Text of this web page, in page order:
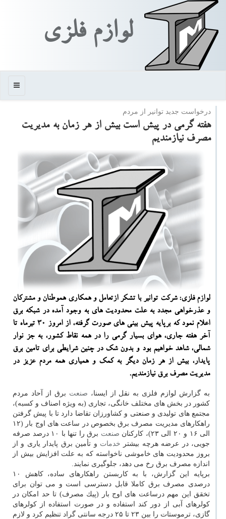
لوازم فلزی
منو
درخواست جدید توانیر از مردم
هفته گرمی در پیش است بیش از هر زمان به مدیریت
مصرف نیازمندیم
لوازم فلزی: شركت توانیر با تشكر ازتعامل و همكاری هموطنان و مشتركان
و عذرخواهی مجدد به علت محدودیت های به وجود آمده در شبكه برق
اعلام نمود كه برپایه پیش بینی های صورت گرفته، از امروز ۳۰ تیرماه تا
آخر هفته جاری، هوای بسیار گرمی را در همه نقاط كشور، به جز نوار
شمالی، شاهد خواهیم بود و بدون شك در چنین شرایطی برای تامین برق
پایدار، بیش از هر زمان دیگر به كمك و همیاری همه مردم عزیز در
مدیریت مصرف برق نیازمندیم.
به گزارش لوازم فلزی به نقل از ایسنا، صنعت برق از آحاد مردم
كشور در بخش های مختلف خانگی، تجاری (به ویژه اصناف و كسبه)،
مجتمع های تولیدی و صنعتی و كشاورزان تقاضا دارد تا با پیش گرفتن
راهكارهای مدیریت مصرف برق بخصوص در ساعت های اوج بار (۱۲
الی ۱۶ و ۲۰ الی ۲۳)، كاركنان
صنعت
برق را تنها با ۱۰ درصد صرفه
جویی، در عرضه هرچه بیشتر خدمات و تأمین برق پایدار یاری و از
بروز محدودیت های خاموشی ناخواسته كه به علت افزایش بیش از
اندازه مصرف برق رخ می دهد، جلوگیری نمایند.
برپایه این گزارش، با به كاربستن راهكارهای ساده، كاهش ۱۰
درصدی مصرف برق كاملا قابل دسترسی است و می توان برای
تخقق این مهم درساعت های اوج بار (پیك مصرف) تا حد امكان در
كولرهای آبی از دور كند استفاده و در صورت استفاده از كولرهای
گازی، ترموستات را بین ۲۳ تا ۲۵ درجه سانتی گراد تنظیم كرد و لازم